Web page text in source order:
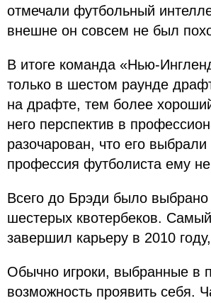
отмечали футбольный
внешне он совсем не был
В итоге команда «Нью-
только в шестом раунде
на драфте, тем более
него перспектив в
разочарован, что его
профессия футболиста ему не
Всего до Брэди было
шестерых квотербеков.
завершил карьеру в 2010
Обычно игроки, выбранные в
возможность проявить себя.